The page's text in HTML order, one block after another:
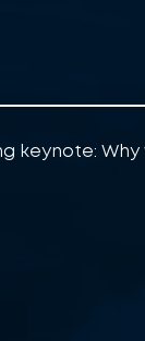
keynote: